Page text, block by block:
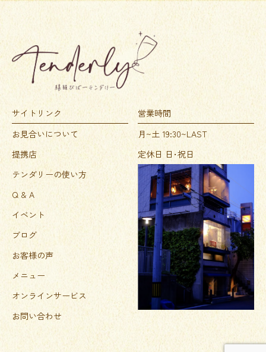
サイトリンク
お見合いについて
提携店
テンダリーの使い方
Q & A
イベント
ブログ
お客様の声
メニュー
オンラインサービス
お問い合わせ
営業時間
月~土 19:30~LAST
定休日 日･祝日